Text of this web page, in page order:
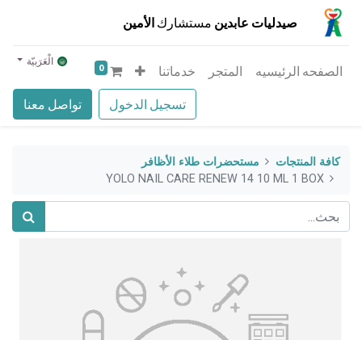
صيدليات عابدين مستشارك الأمين
تسجيل الدخول تواصل معنا
الصفحه الرئيسيه المتجر خدماتنا 0 الْعَرَبيّة
كافة المنتجات
مستحضرات طلاء الأظافر
YOLO NAIL CARE RENEW 14 10 ML 1 BOX